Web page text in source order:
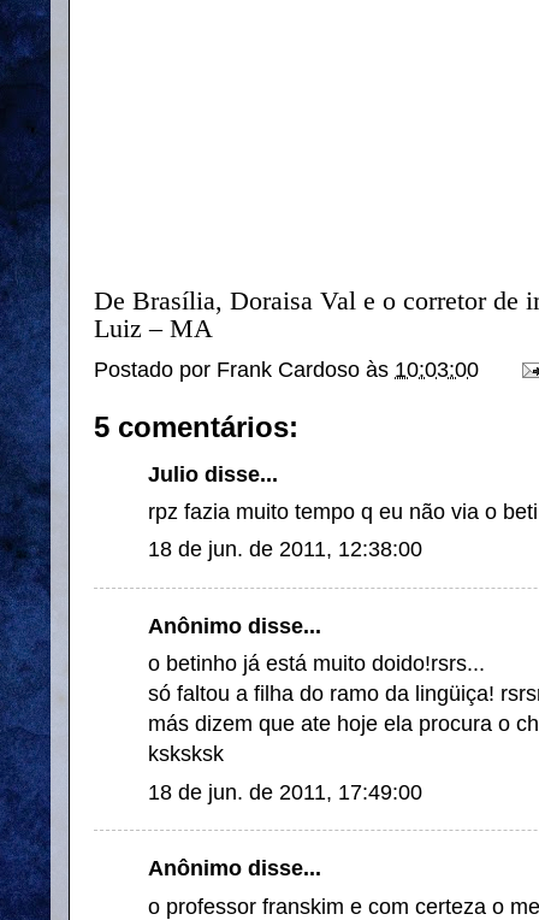
De Brasília, Doraisa Val e o corretor de
Luiz – MA
Postado por Frank Cardoso às 10:03:00
5 comentários:
Julio disse...
rpz fazia muito tempo q eu não via o
18 de jun. de 2011, 12:38:00
Anônimo disse...
o betinho já está muito doido!rsrs...
só faltou a filha do ramo da lingüiça!
más dizem que ate hoje ela procura o
ksksksk
18 de jun. de 2011, 17:49:00
Anônimo disse...
o professor franskim e com certeza o